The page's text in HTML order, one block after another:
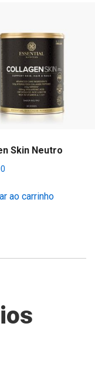
Skin Neutro
ao carrinho